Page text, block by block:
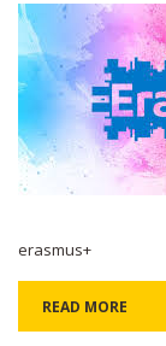
erasmus+
READ MORE